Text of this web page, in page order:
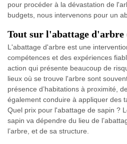
pour procéder à la dévastation de
budgets, nous intervenons pour un
Tout sur l'abattage d'arbre
L'abattage d'arbre est une
compétences et des expériences
action qui présente beaucoup de
lieux où se trouve l'arbre sont
présence d’habitations à proximité,
également conduire à appliquer des
Quel prix pour l'abattage de sapin ?
sapin va dépendre du lieu de
l’arbre, et de sa structure.